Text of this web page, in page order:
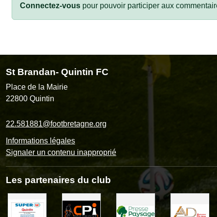
Connectez-vous pour pouvoir participer aux
St Brandan- Quintin FC
Place de la Mairie
22800 Quintin
22.581881@footbretagne.org
Informations légales
Signaler un contenu inapproprié
Les partenaires du club